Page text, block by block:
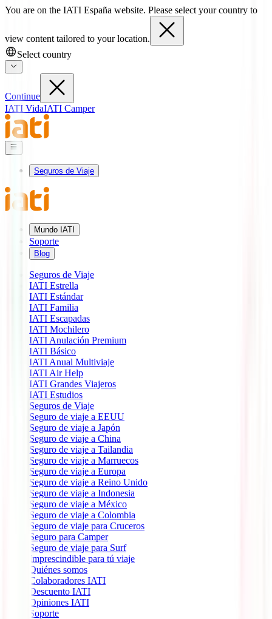
You are on the IATI España website. Please select your country to
view content tailored to your location.
Select country
Continue
IATI VidaIATI Camper
Seguros de Viaje
Mundo IATI
Soporte
Blog
Seguros de Viaje
IATI Estrella
IATI Estándar
IATI Familia
IATI Escapadas
IATI Mochilero
IATI Anulación Premium
IATI Básico
IATI Anual Multiviaje
IATI Air Help
IATI Grandes Viajeros
IATI Estudios
Seguros de Viaje
Seguro de viaje a EEUU
Seguro de viaje a Japón
Seguro de viaje a China
Seguro de viaje a Tailandia
Seguro de viaje a Marruecos
Seguro de viaje a Europa
Seguro de viaje a Reino Unido
Seguro de viaje a Indonesia
Seguro de viaje a México
Seguro de viaje a Colombia
Seguro de viaje para Cruceros
Seguro para Camper
Seguro de viaje para Surf
Imprescindible para tú viaje
Quiénes somos
Colaboradores IATI
Descuento IATI
Opiniones IATI
Soporte